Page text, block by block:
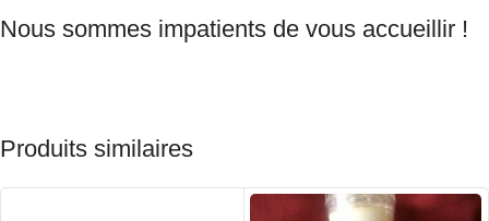
Nous sommes impatients de vous accueillir !
Produits similaires